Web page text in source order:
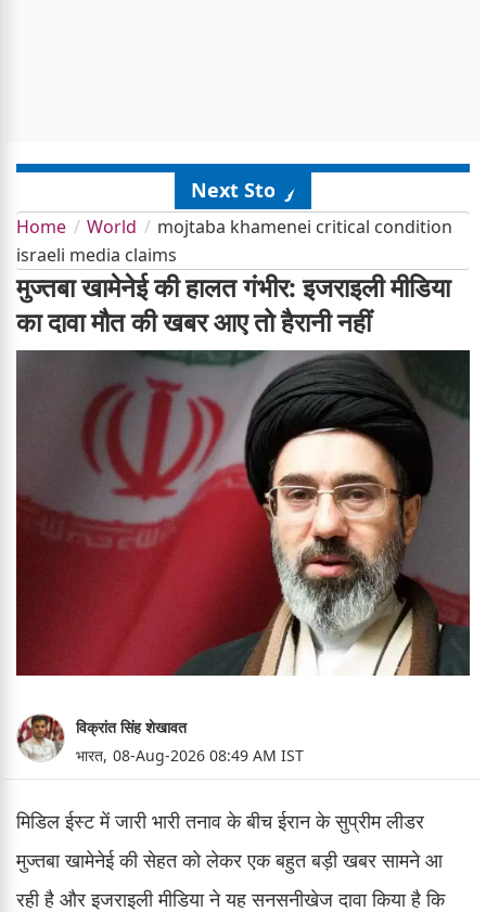
Next Story
Home World
mojtaba khamenei critical condition
israeli media claims
मुज्तबा खामेनेई की हालत गंभीर: इजराइली मीडिया
का दावा मौत की खबर आए तो हैरानी नहीं
विक्रांत सिंह शेखावत
भारत, 08-Aug-2026 08:49 AM IST
मिडिल ईस्ट में जारी भारी तनाव के बीच ईरान के सुप्रीम लीडर
मुज्तबा खामेनेई की सेहत को लेकर एक बहुत बड़ी खबर सामने आ
रही है और इजराइली मीडिया ने यह सनसनीखेज दावा किया है कि